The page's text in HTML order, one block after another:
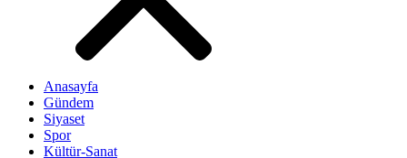
Anasayfa
Gündem
Siyaset
Spor
Kültür-Sanat